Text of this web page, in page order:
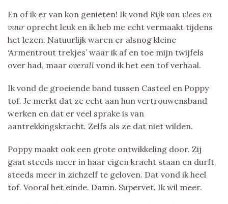
En of ik er van kon genieten! Ik vond Rijk van vlees en
vuur oprecht leuk en ik heb me echt vermaakt tijdens
het lezen. Natuurlijk waren er alsnog kleine
‘Armentrout trekjes’ waar ik af en toe mijn twijfels
over had, maar overall vond ik het een tof verhaal.
Ik vond de groeiende band tussen Casteel en Poppy
tof. Je merkt dat ze echt aan hun vertrouwensband
werken en dat er veel sprake is van
aantrekkingskracht. Zelfs als ze dat niet wilden.
Poppy maakt ook een grote ontwikkeling door. Zij
gaat steeds meer in haar eigen kracht staan en durft
steeds meer in zichzelf te geloven. Dat vond ik heel
tof. Vooral het einde. Damn. Supervet. Ik wil meer.